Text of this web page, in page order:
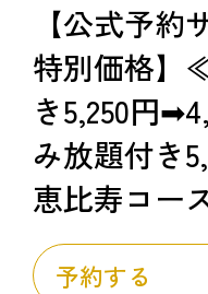
【公式予
特別価格】
き5,250円
み放題付き
恵比寿コー
予約する